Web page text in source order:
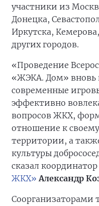
участники из
Донецка,
Иркутска,
других городов.
«Проведение
«ЖЭКА. Дом» вновь
современные
эффективно
вопросов ЖКХ,
отношение к
территории, а
культуры
сказал
ЖКХ» Александр
Соорганизаторами